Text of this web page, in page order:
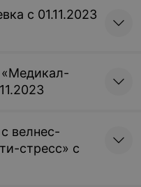
Двухкомнатный
номер
осуществляется
по телефону
по запросу
с 01.11.2023
«Медикал-
велнес-
стресс» с